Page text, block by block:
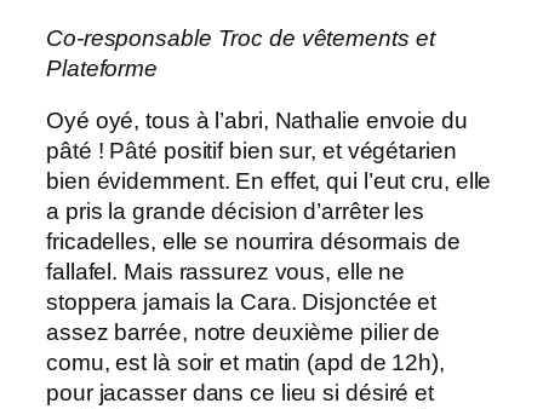
Co-responsable Troc de vêtements et
Plateforme
Oyé oyé, tous à l’abri, Nathalie envoie du
pâté ! Pâté positif bien sur, et végétarien
bien évidemment. En effet, qui l’eut cru, elle
a pris la grande décision d’arrêter les
fricadelles, elle se nourrira désormais de
fallafel. Mais rassurez vous, elle ne
stoppera jamais la Cara. Disjonctée et
assez barrée, notre deuxième pilier de
comu, est là soir et matin (apd de 12h),
pour jacasser dans ce lieu si désiré et